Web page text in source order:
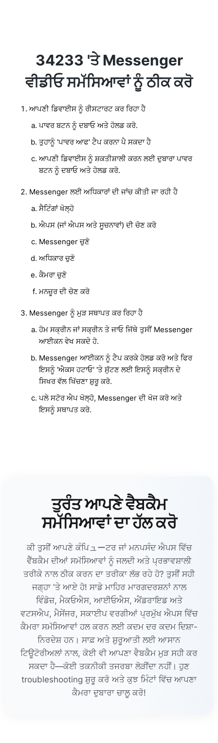
34233 'ਤੇ Messenger
ਵੀਡੀਓ ਸਮੱਸਿਆਵਾਂ ਨੂੰ ਠੀਕ ਕਰੋ
ਆਪਣੀ ਡਿਵਾਈਸ ਨੂੰ ਰੀਸਟਾਰਟ ਕਰ ਰਿਹਾ ਹੈ
ਪਾਵਰ ਬਟਨ ਨੂੰ ਦਬਾਓ ਅਤੇ ਹੋਲਡ ਕਰੋ.
ਤੁਹਾਨੂੰ 'ਪਾਵਰ ਆਫ' ਟੈਪ ਕਰਨਾ ਪੈ ਸਕਦਾ ਹੈ
ਆਪਣੀ ਡਿਵਾਈਸ ਨੂੰ ਸ਼ਕਤੀਸ਼ਾਲੀ ਕਰਨ ਲਈ ਦੁਬਾਰਾ ਪਾਵਰ
ਬਟਨ ਨੂੰ ਦਬਾਓ ਅਤੇ ਹੋਲਡ ਕਰੋ.
Messenger ਲਈ ਅਧਿਕਾਰਾਂ ਦੀ ਜਾਂਚ ਕੀਤੀ ਜਾ ਰਹੀ ਹੈ
ਸੈਟਿੰਗਾਂ ਖੋਲ੍ਹੋ
ਐਪਸ (ਜਾਂ ਐਪਸ ਅਤੇ ਸੂਚਨਾਵਾਂ) ਦੀ ਚੋਣ ਕਰੋ
Messenger ਚੁਣੋ
ਅਧਿਕਾਰ ਚੁਣੋ
ਕੈਮਰਾ ਚੁਣੋ
ਮਨਜ਼ੂਰ ਦੀ ਚੋਣ ਕਰੋ
Messenger ਨੂੰ ਮੁੜ ਸਥਾਪਤ ਕਰ ਰਿਹਾ ਹੈ
ਹੋਮ ਸਕ੍ਰੀਨ ਜਾਂ ਸਕ੍ਰੀਨ ਤੇ ਜਾਓ ਜਿੱਥੇ ਤੁਸੀਂ Messenger
ਆਈਕਨ ਵੇਖ ਸਕਦੇ ਹੋ.
Messenger ਆਈਕਨ ਨੂੰ ਟੈਪ ਕਰਕੇ ਹੋਲਡ ਕਰੋ ਅਤੇ ਫਿਰ
ਇਸਨੂੰ 'ਐਕਸ ਹਟਾਓ' 'ਤੇ ਸੁੱਟਣ ਲਈ ਇਸਨੂੰ ਸਕ੍ਰੀਨ ਦੇ
ਸਿਖਰ ਵੱਲ ਖਿੱਚਣਾ ਸ਼ੁਰੂ ਕਰੋ.
ਪਲੇ ਸਟੋਰ ਐਪ ਖੋਲ੍ਹੋ, Messenger ਦੀ ਖੋਜ ਕਰੋ ਅਤੇ
ਇਸਨੂੰ ਸਥਾਪਤ ਕਰੋ.
ਤੁਰੰਤ ਆਪਣੇ ਵੈਬਕੈਮ
ਸਮੱਸਿਆਵਾਂ ਦਾ ਹੱਲ ਕਰੋ
ਕੀ ਤੁਸੀਂ ਆਪਣੇ ਕੰਪਿューਟਰ ਜਾਂ ਮਨਪਸੰਦ ਐਪਸ ਵਿੱਚ
ਵੈੱਬਕੈਮ ਦੀਆਂ ਸਮੱਸਿਆਵਾਂ ਨੂੰ ਜਲਦੀ ਅਤੇ ਪ੍ਰਭਾਵਸ਼ਾਲੀ
ਤਰੀਕੇ ਨਾਲ ਠੀਕ ਕਰਨ ਦਾ ਤਰੀਕਾ ਲੱਭ ਰਹੇ ਹੋ? ਤੁਸੀਂ ਸਹੀ
ਜਗ੍ਹਾ 'ਤੇ ਆਏ ਹੋ! ਸਾਡੇ ਮਾਹਿਰ ਮਾਰਗਦਰਸ਼ਨਾਂ ਨਾਲ
ਵਿੰਡੋਜ਼, ਮੈਕਓਐਸ, ਆਈਓਐਸ, ਐਂਡਰਾਇਡ ਅਤੇ
ਵਟਸਐਪ, ਮੈਸੇਂਜਰ, ਸਕਾਈਪ ਵਰਗੀਆਂ ਪ੍ਰਮੁੱਖ ਐਪਸ ਵਿੱਚ
ਕੈਮਰਾ ਸਮੱਸਿਆਵਾਂ ਹਲ ਕਰਨ ਲਈ ਕਦਮ ਦਰ ਕਦਮ ਦਿਸ਼ਾ-
ਨਿਰਦੇਸ਼ ਹਨ। ਸਾਫ਼ ਅਤੇ ਸ਼ੁਰੂਆਤੀ ਲਈ ਆਸਾਨ
ਟਿਊਟੋਰੀਅਲਾਂ ਨਾਲ, ਕੋਈ ਵੀ ਆਪਣਾ ਵੈਬਕੈਮ ਮੁੜ ਸਹੀ ਕਰ
ਸਕਦਾ ਹੈ—ਕੋਈ ਤਕਨੀਕੀ ਤਜਰਬਾ ਲੋੜੀਂਦਾ ਨਹੀਂ। ਹੁਣ
troubleshooting ਸ਼ੁਰੂ ਕਰੋ ਅਤੇ ਕੁਝ ਮਿੰਟਾਂ ਵਿੱਚ ਆਪਣਾ
ਕੈਮਰਾ ਦੁਬਾਰਾ ਚਾਲੂ ਕਰੋ!